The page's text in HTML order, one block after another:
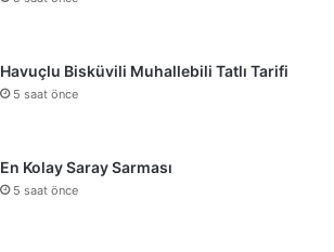
Havuçlu Bisküvili Muhallebili Tatlı Tarifi
5 saat önce
En Kolay Saray Sarması
5 saat önce